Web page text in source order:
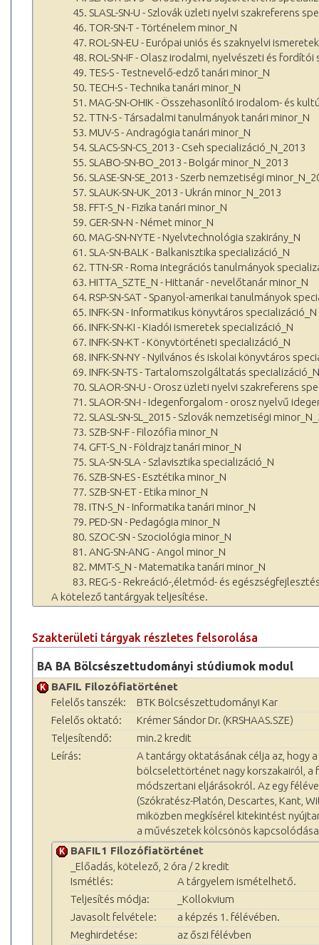
45. SLASL-SN-U - Szlovák üzleti nyelvi szakreferens
46. TOR-SN-T - Történelem minor_N
47. ROL-SN-EU - Európai uniós és szaknyelvi
48. ROL-SN-IF - Olasz irodalmi, nyelvészeti és fordítói
49. TES-S - Testnevelő-edző tanári minor_N
50. TECH-S - Technika tanári minor_N
51. MAG-SN-OHIK - Összehasonlító irodalom- és
52. TTN-S - Társadalmi tanulmányok tanári minor_N
53. MUV-S - Andragógia tanári minor_N
54. SLACS-SN-CS_2013 - Cseh specializáció_N_2013
55. SLABO-SN-BO_2013 - Bolgár minor_N_2013
56. SLASE-SN-SE_2013 - Szerb nemzetiségi
57. SLAUK-SN-UK_2013 - Ukrán minor_N_2013
58. FFT-S_N - Fizika tanári minor_N
59. GER-SN-N - Német minor_N
60. MAG-SN-NYTE - Nyelvtechnológia szakirány_N
61. SLA-SN-BALK - Balkanisztika specializáció_N
62. TTN-SR - Roma integrációs tanulmányok
63. HITTA_SZTE_N - Hittanár - nevelőtanár minor_N
64. RSP-SN-SAT - Spanyol-amerikai tanulmányok
65. INFK-SN - Informatikus könyvtáros specializáció_N
66. INFK-SN-KI - Kiadói ismeretek specializáció_N
67. INFK-SN-KT - Könyvtörténeti specializáció_N
68. INFK-SN-NY - Nyilvános és iskolai könyvtáros
69. INFK-SN-TS - Tartalomszolgáltatás specializáció_N
70. SLAOR-SN-U - Orosz üzleti nyelvi szakreferens
71. SLAOR-SN-I - Idegenforgalom - orosz nyelvű
72. SLASL-SN-SL_2015 - Szlovák nemzetiségi
73. SZB-SN-F - Filozófia minor_N
74. GFT-S_N - Földrajz tanári minor_N
75. SLA-SN-SLA - Szlavisztika specializáció_N
76. SZB-SN-ES - Esztétika minor_N
77. SZB-SN-ET - Etika minor_N
78. ITN-S_N - Informatika tanári minor_N
79. PED-SN - Pedagógia minor_N
80. SZOC-SN - Szociológia minor_N
81. ANG-SN-ANG - Angol minor_N
82. MMT-S_N - Matematika tanári minor_N
83. REG-S - Rekreáció-,életmód- és
A kötelező tantárgyak teljesítése.
Szakterületi tárgyak részletes felsorolása
BA BA Bölcsészettudományi stúdiumok modul
BAFIL Filozófiatörténet
Felelős tanszék:
BTK Bölcsészettudományi Kar
Felelős oktató:
Krémer Sándor Dr. (KRSHAAS.SZE)
Teljesítendő:
min.2 kredit
Leírás:
A tantárgy oktatásának célja az, hogy
bölcselettörténet nagy korszakairól,
módszertani eljárásokról. Az egy
(Szókratész-Platón, Descartes, Kant,
miközben megkísérel kitekintést
a művészetek kölcsönös
BAFIL1 Filozófiatörténet
_Előadás, kötelező, 2 óra / 2 kredit
Ismétlés:
A tárgyelem ismételhető.
Teljesítés módja:
_Kollokvium
Javasolt felvétele:
a képzés 1. félévében.
Meghirdetése:
az őszi félévben